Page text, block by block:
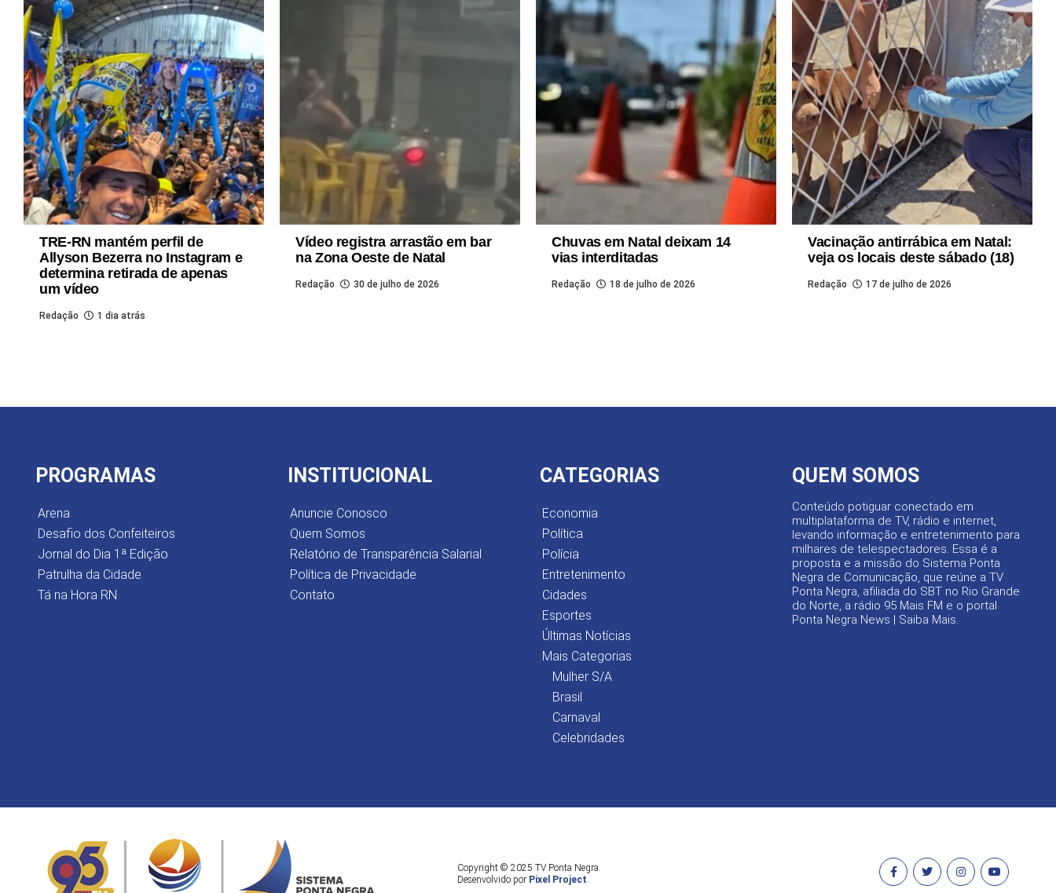
TRE-RN mantém perfil de
Allyson Bezerra no Instagram e
determina retirada de apenas
um vídeo
Redação 1 dia atrás
Vídeo registra arrastão em bar
na Zona Oeste de Natal
Redação 30 de julho de 2026
Chuvas em Natal deixam 14
vias interditadas
Redação 18 de julho de 2026
Vacinação antirrábica em Natal:
veja os locais deste sábado (18)
Redação 17 de julho de 2026
PROGRAMAS
Arena
Desafio dos Confeiteiros
Jornal do Dia 1ª Edição
Patrulha da Cidade
Tá na Hora RN
INSTITUCIONAL
Anuncie Conosco
Quem Somos
Relatório de Transparência Salarial
Política de Privacidade
Contato
CATEGORIAS
Economia
Política
Polícia
Entretenimento
Cidades
Esportes
Últimas Notícias
Mais Categorias
Mulher S/A
Brasil
Carnaval
Celebridades
QUEM SOMOS
Conteúdo potiguar conectado em
multiplataforma de TV, rádio e internet,
levando informação e entretenimento para
milhares de telespectadores. Essa é a
proposta e a missão do Sistema Ponta
Negra de Comunicação, que reúne a TV
Ponta Negra, afiliada do SBT no Rio Grande
do Norte, a rádio 95 Mais FM e o portal
Ponta Negra News | Saiba Mais.
Copyright © 2025 TV Ponta Negra.
Desenvolvido por Pixel Project.